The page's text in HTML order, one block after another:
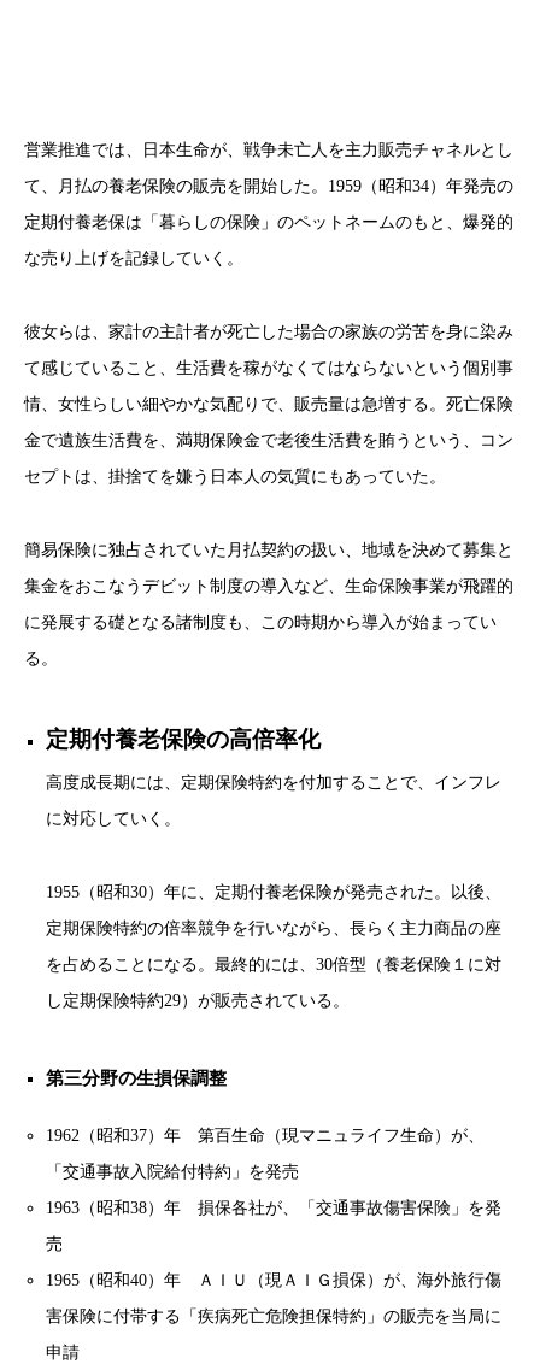
営業推進では、日本生命が、戦争未亡人を主力販売チャネルとし
て、月払の養老保険の販売を開始した。1959（昭和34）年発売の
定期付養老保は「暮らしの保険」のペットネームのもと、爆発的
な売り上げを記録していく。
彼女らは、家計の主計者が死亡した場合の家族の労苦を身に染み
て感じていること、生活費を稼がなくてはならないという個別事
情、女性らしい細やかな気配りで、販売量は急増する。死亡保険
金で遺族生活費を、満期保険金で老後生活費を賄うという、コン
セプトは、掛捨てを嫌う日本人の気質にもあっていた。
簡易保険に独占されていた月払契約の扱い、地域を決めて募集と
集金をおこなうデビット制度の導入など、生命保険事業が飛躍的
に発展する礎となる諸制度も、この時期から導入が始まってい
る。
定期付養老保険の高倍率化
高度成長期には、定期保険特約を付加することで、インフレ
に対応していく。
1955（昭和30）年に、定期付養老保険が発売された。以後、
定期保険特約の倍率競争を行いながら、長らく主力商品の座
を占めることになる。最終的には、30倍型（養老保険１に対
し定期保険特約29）が販売されている。
第三分野の生損保調整
1962（昭和37）年 第百生命（現マニュライフ生命）が、
「交通事故入院給付特約」を発売
1963（昭和38）年 損保各社が、「交通事故傷害保険」を発
売
1965（昭和40）年 ＡＩＵ（現ＡＩＧ損保）が、海外旅行傷
害保険に付帯する「疾病死亡危険担保特約」の販売を当局に
申請